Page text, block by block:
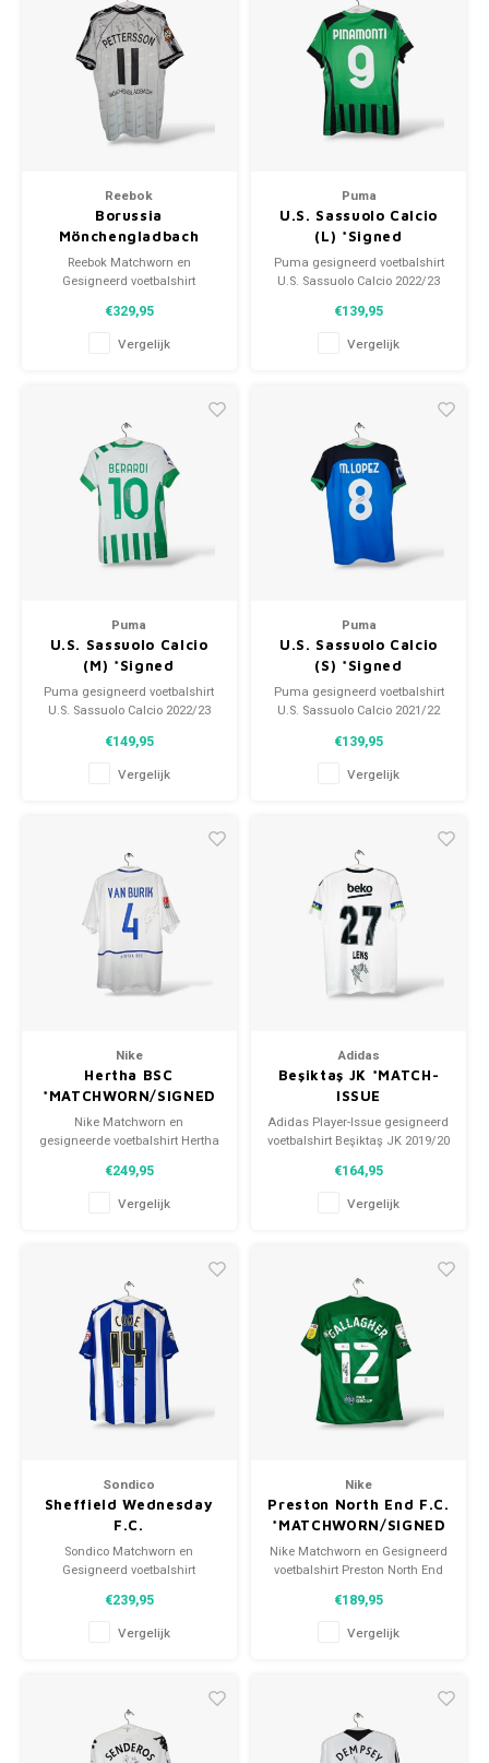
Reebok
Borussia
Mönchengladbach
*MATCHWORN/SIGNED
Reebok Matchworn en
Gesigneerd voetbalshirt
1997/98 Maat: XL (unisex)
Conditie: 9/10 (gebruikt)
€329,95
Vergelijk
Puma
U.S. Sassuolo Calcio
(L) *Signed
Puma gesigneerd voetbalshirt
U.S. Sassuolo Calcio 2022/23
(nieuw)
€139,95
Vergelijk
Puma
U.S. Sassuolo Calcio
(M) *Signed
Puma gesigneerd voetbalshirt
U.S. Sassuolo Calcio 2022/23
10/10 (nieuw)
€149,95
Vergelijk
Puma
U.S. Sassuolo Calcio
(S) *Signed
Puma gesigneerd voetbalshirt
U.S. Sassuolo Calcio 2021/22
(nieuw)
€139,95
Vergelijk
Nike
Hertha BSC
*MATCHWORN/SIGNED
Nike Matchworn en
gesigneerde voetbalshirt Hertha
Conditie: 9/10 (gebruikt)
€249,95
Vergelijk
Adidas
Beşiktaş JK *MATCH-
ISSUE
Adidas Player-Issue gesigneerd
voetbalshirt Beşiktaş JK 2019/20
(nieuw)
€164,95
Vergelijk
Sondico
Sheffield Wednesday
F.C.
*MATCHWORN/SIGNED
Sondico Matchworn en
Gesigneerd voetbalshirt
2014/15 Maat: M (unisex)
Conditie: 8/10 (gebruikt)
€239,95
Vergelijk
Nike
Preston North End F.C.
*MATCHWORN/SIGNED
Nike Matchworn en Gesigneerd
voetbalshirt Preston North End
Conditie: 9.5/10 (gebruikt)
€189,95
Vergelijk